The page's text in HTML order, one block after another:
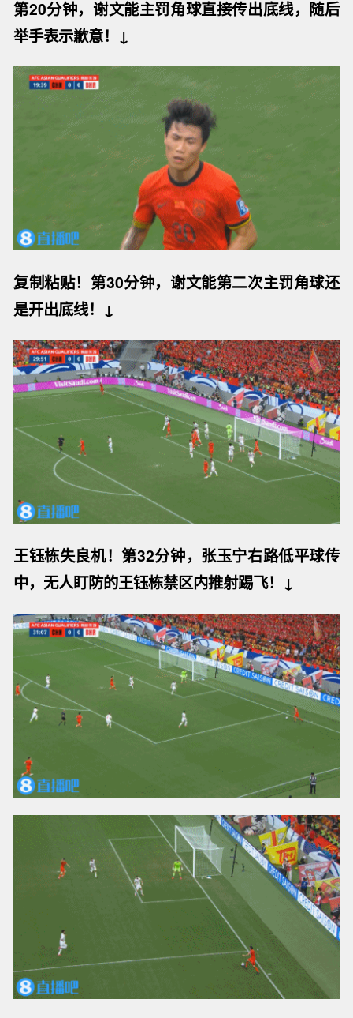
第20分钟，谢文能主罚角球直接传出底线，随后
举手表示歉意！↓
复制粘贴！第30分钟，谢文能第二次主罚角球还
是开出底线！↓
王钰栋失良机！第32分钟，张玉宁右路低平球传
中，无人盯防的王钰栋禁区内推射踢飞！↓